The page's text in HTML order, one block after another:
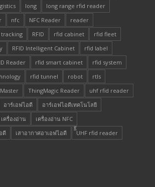
long
long range rfid reader
nfc NFC Reader
reader
RFID rfid cabinet
rfid fleet
RFID Intelligent Cabinet
rfid label
Reader rfid smart cabinet
rfid system
rfid tunnel robot
rtls
ThingMagic Reader
uhf rfid reader
อาร์เอฟไอดี
อาร์เอฟไอดีเทคโนโลยี
เครื่องอ่าน
เครื่องอ่าน NFC
ดี
เสาอากาศอาเอฟไอดี ๊็๊UHF rfid reader